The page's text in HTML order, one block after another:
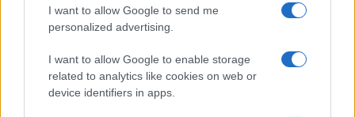
I want to allow Google to send me
personalized advertising.
I want to allow Google to enable storage
related to analytics like cookies on web or
device identifiers in apps.